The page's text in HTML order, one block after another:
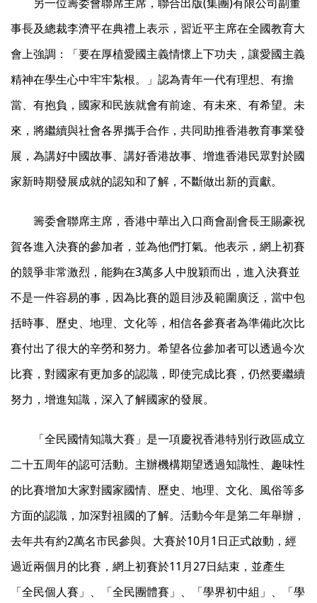
另一位籌委會聯席主席，聯合出版(集團)有限公司副董
事長及總裁李濟平在典禮上表示，習近平主席在全國教育大
會上強調：「要在厚植愛國主義情懷上下功夫，讓愛國主義
精神在學生心中牢牢紮根。」認為青年一代有理想、有擔
當、有抱負，國家和民族就會有前途、有未來、有希望。未
來，將繼續與社會各界攜手合作，共同助推香港教育事業發
展，為講好中國故事、講好香港故事、增進香港民眾對於國
家新時期發展成就的認知和了解，不斷做出新的貢獻。
籌委會聯席主席，香港中華出入口商會副會長王賜豪祝
賀各進入決賽的參加者，並為他們打氣。他表示，網上初賽
的競爭非常激烈，能夠在3萬多人中脫穎而出，進入決賽並
不是一件容易的事，因為比賽的題目涉及範圍廣泛，當中包
括時事、歷史、地理、文化等，相信各參賽者為準備此次比
賽付出了很大的辛勞和努力。希望各位參加者可以透過今次
比賽，對國家有更加多的認識，即使完成比賽，仍然要繼續
努力，增進知識，深入了解國家的發展。
「全民國情知識大賽」是一項慶祝香港特別行政區成立
二十五周年的認可活動。主辦機構期望透過知識性、趣味性
的比賽增加大家對國家國情、歷史、地理、文化、風俗等多
方面的認識，加深對祖國的了解。活動今年是第二年舉辦，
去年共有約2萬名市民參與。大賽於10月1日正式啟動，經
過近兩個月的比賽，網上初賽於11月27日結束，並產生
「全民個人賽」、「全民團體賽」、「學界初中組」、「學